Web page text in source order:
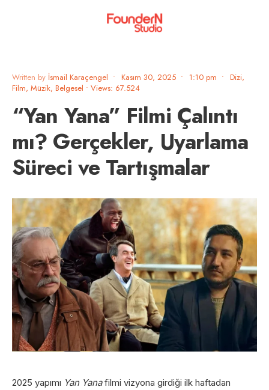
Written by İsmail Karaçengel • Kasım 30, 2025 • 1:10 pm •
Dizi,
Film, Müzik, Belgesel • Views: 67.524
“Yan Yana” Filmi Çalıntı
mı? Gerçekler, Uyarlama
Süreci ve Tartışmalar
2025 yapımı Yan Yanafilmi vizyona girdiği ilk haftadan